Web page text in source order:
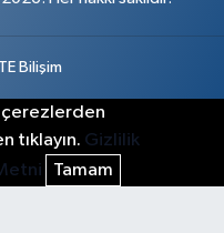
TE Bilişim
çerezlerden
tıklayın. Gizlilik
Tamam